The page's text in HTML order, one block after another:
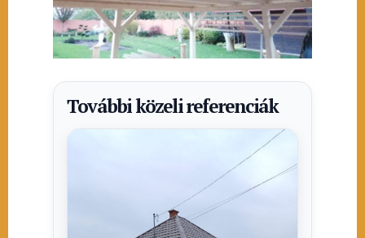
További közeli referenciák